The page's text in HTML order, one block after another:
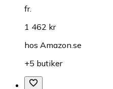
fr.
1 462 kr
hos Amazon.se
+5 butiker